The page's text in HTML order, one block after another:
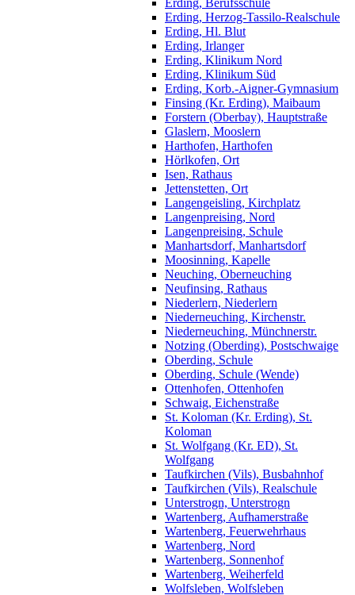
Erding, Berufsschule
Erding, Herzog-Tassilo-Realschule
Erding, Hl. Blut
Erding, Irlanger
Erding, Klinikum Nord
Erding, Klinikum Süd
Erding, Korb.-Aigner-Gymnasium
Finsing (Kr. Erding), Maibaum
Forstern (Oberbay), Hauptstraße
Glaslern, Mooslern
Harthofen, Harthofen
Hörlkofen, Ort
Isen, Rathaus
Jettenstetten, Ort
Langengeisling, Kirchplatz
Langenpreising, Nord
Langenpreising, Schule
Manhartsdorf, Manhartsdorf
Moosinning, Kapelle
Neuching, Oberneuching
Neufinsing, Rathaus
Niederlern, Niederlern
Niederneuching, Kirchenstr.
Niederneuching, Münchnerstr.
Notzing (Oberding), Postschwaige
Oberding, Schule
Oberding, Schule (Wende)
Ottenhofen, Ottenhofen
Schwaig, Eichenstraße
St. Koloman (Kr. Erding), St.
Koloman
St. Wolfgang (Kr. ED), St.
Wolfgang
Taufkirchen (Vils), Busbahnhof
Taufkirchen (Vils), Realschule
Unterstrogn, Unterstrogn
Wartenberg, Aufhamerstraße
Wartenberg, Feuerwehrhaus
Wartenberg, Nord
Wartenberg, Sonnenhof
Wartenberg, Weiherfeld
Wolfsleben, Wolfsleben